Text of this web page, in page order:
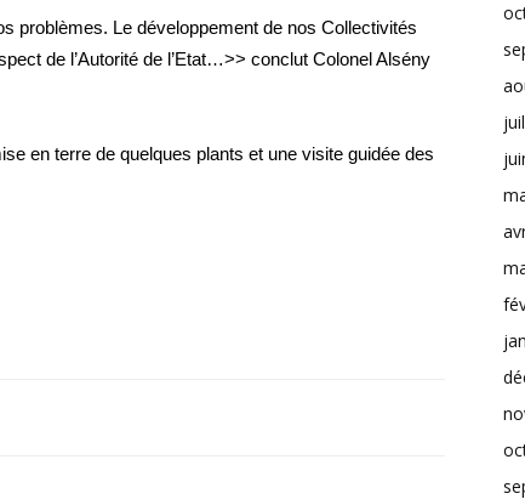
problèmes. Le développement de nos Collectivités
de l’Autorité de l’Etat…>> conclut Colonel Alsény
en terre de quelques plants et une visite guidée des